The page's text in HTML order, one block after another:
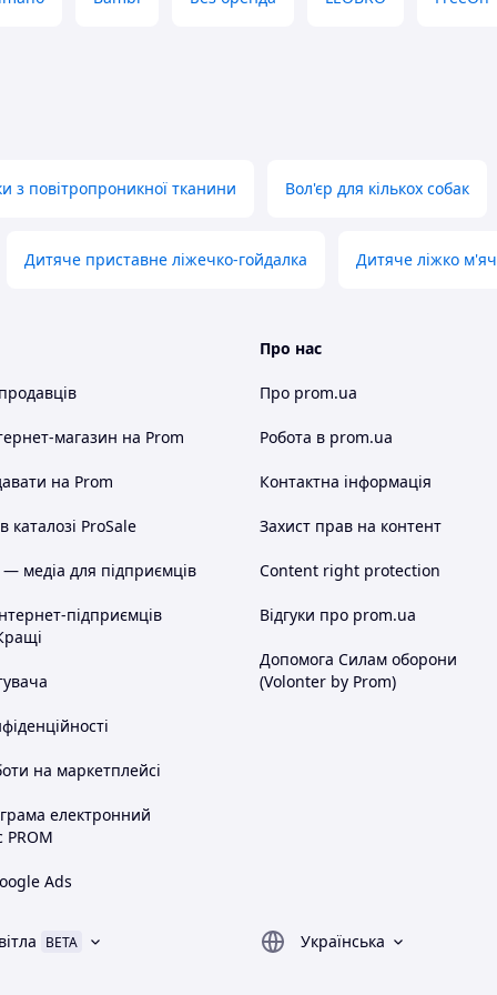
з повітропроникної тканини Вол'єр для кількох собак
Дитяче приставне ліжечко-гойдалка Дитяче ліжко м'яч
магазин на Prom
на Prom
каталозі ProSale
медіа для підприємців
підприємців
на маркетплейсі
електронний
PROM
Ads
Про нас
Про prom.ua
Робота в prom.ua
Контактна інформація
Захист прав на контент
Content right protection
Відгуки про prom.ua
Допомога Силам оборони
(Volonter by Prom)
BETA Українська